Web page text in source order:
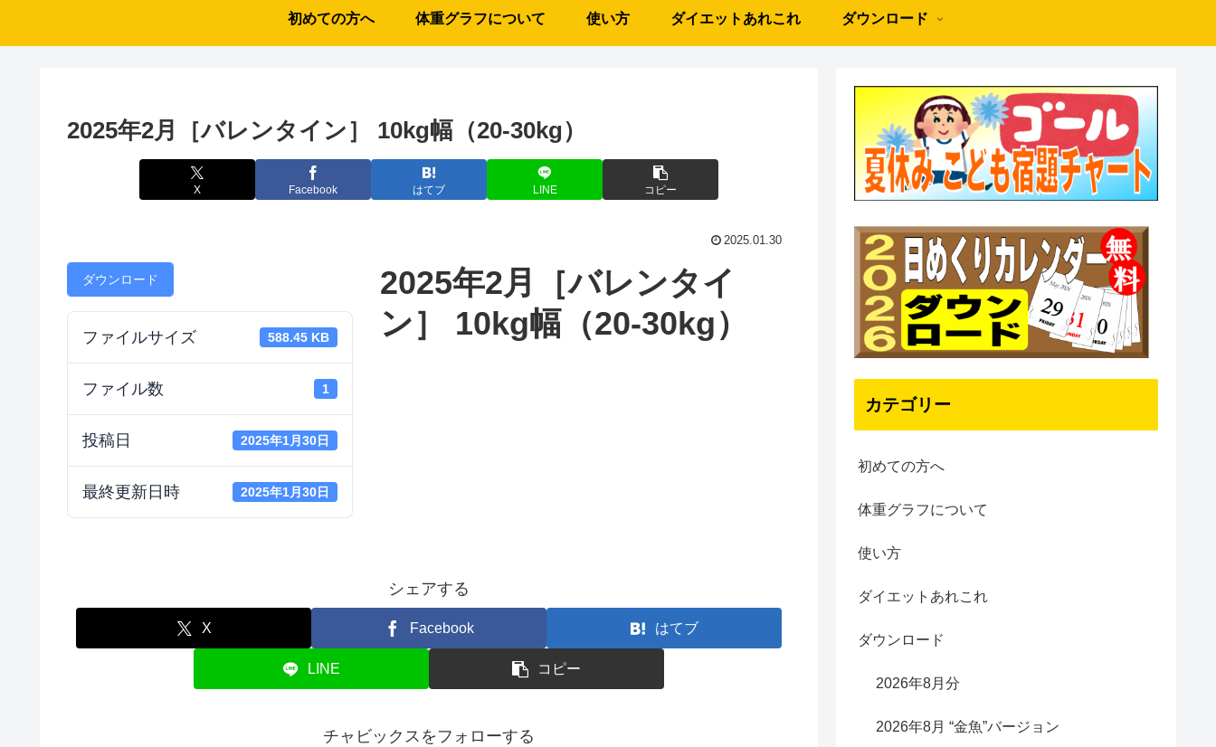
初めての方へ 体重グラフについて 使い方 ダイエットあれこれ ダウンロード
2025年2月［バレンタイン］ 10kg幅（20-30kg）
X Facebook はてブ LINE コピー
2025.01.30
ダウンロード
ファイルサイズ 588.45 KB
ファイル数 1
投稿日 2025年1月30日
最終更新日時 2025年1月30日
2025年2月［バレンタイ
ン］ 10kg幅（20-30kg）
シェアする
X Facebook はてブ
LINE コピー
チャビックスをフォローする
カテゴリー
初めての方へ
体重グラフについて
使い方
ダイエットあれこれ
ダウンロード
2026年8月分
2026年8月 “金魚”バージョン